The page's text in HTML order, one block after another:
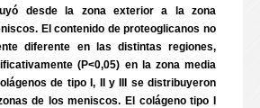
desde la zona exterior a la zona
El contenido de proteoglicanos no
diferente en las distintas regiones,
(P<0,05) en la zona media
de tipo I, II y III se distribuyeron
de los meniscos. El colágeno tipo I